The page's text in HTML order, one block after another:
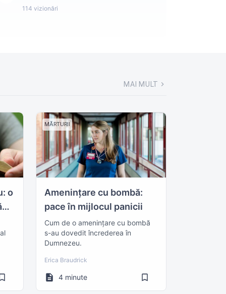
114 vizionări
MAI MULT
o
MĂRTURII
Amenințare cu bombă:
pace în mijlocul panicii
Cum de o amenințare cu bombă
s-au dovedit încrederea în
Dumnezeu.
Erica Braudrick
4 minute